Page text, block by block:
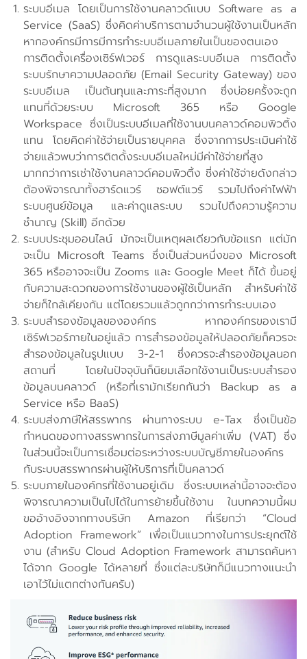
ระบบอีเมล โดยเป็นการใช้งานคลาวด์แบบ Software as a
Service (SaaS) ซึ่งคิดค่าบริการตามจำนวนผู้ใช้งานเป็นหลัก
หากองค์กรมีการมีการทำระบบอีเมลภายในเป็นของตนเอง
การติดตั้งเครื่องเซิร์ฟเวอร์ การดูแลระบบอีเมล การติดตั้ง
ระบบรักษาความปลอดภัย (Email Security Gateway) ของ
ระบบอีเมล เป็นต้นทุนและภาระที่สูงมาก ซึ่งบ่อยครั้งจะถูก
แทนที่ด้วยระบบ Microsoft 365 หรือ Google
Workspace ซึ่งเป็นระบบอีเมลที่ใช้งานบนคลาวด์คอมพิวติ้ง
แทน โดยคิดค่าใช้จ่ายเป็นรายบุคคล ซึ่งจากการประเมินค่าใช้
จ่ายแล้วพบว่าการติตดั้งระบบอีเมลใหม่มีค่าใช้จ่ายที่สูง
มากกว่าการเช่าใช้งานคลาวด์คอมพิวติ้ง ซี่งค่าใช้จ่ายดังกล่าว
ต้องพิจารณาทั้งฮาร์ดแวร์ ซอฟต์แวร์ รวมไปถึงค่าไฟฟ้า
ระบบศูนย์ข้อมูล และค่าดูแลระบบ รวมไปถึงความรู้ความ
ชำนาญ (Skill) อีกด้วย
ระบบประชุมออนไลน์ มักจะเป็นเหตุผลเดียวกับข้อแรก แต่มัก
จะเป็น Microsoft Teams ซึ่งเป็นส่วนหนึ่งของ Microsoft
365 หรืออาจจะเป็น Zooms และ Google Meet ก็ได้ ขึ้นอยู่
กับความสะดวกของการใช้งานของผู้ใช้เป็นหลัก สำหรับค่าใช้
จ่ายก็ใกล้เคียงกัน แต่โดยรวมแล้วถูกกว่าการทำระบบเอง
ระบบสำรองข้อมูลขององค์กร หากองค์กรของเรามี
เซิร์ฟเวอร์ภายในอยู่แล้ว การสำรองข้อมูลให้ปลอดภัยก็ควรจะ
สำรองข้อมูลในรูปแบบ 3-2-1 ซึ่งควรจะสำรองข้อมูลนอก
สถานที่ โดยในปัจจุบันก็นิยมเลือกใช้งานเป็นระบบสำรอง
ข้อมูลบนคลาวด์ (หรือที่เรามักเรียกกันว่า Backup as a
Service หรือ BaaS)
ระบบส่งภาษีให้สรรพากร ผ่านทางระบบ e-Tax ซึ่งเป็นข้อ
กำหนดของทางสรรพากรในการส่งภาษีมูลค่าเพิ่ม (VAT) ซึ่ง
ในส่วนนี้จะเป็นการเชื่อมต่อระหว่างระบบบัญชีภายในองค์กร
กับระบบสรรพากรผ่านผู้ให้บริการที่เป็นคลาวด์
ระบบภายในองค์กรที่ใช้งานอยู่เดิม ซึ่งระบบเหล่านี้อาจจะต้อง
พิจารณาความเป็นไปได้ในการย้ายขึ้นใช้งาน ในบทความนี้ผม
ขออ้างอิงจากทางบริษัท Amazon ที่เรียกว่า “Cloud
Adoption Framework” เพื่อเป็นแนวทางในการประยุกต์ใช้
งาน (สำหรับ Cloud Adoption Framework สามารถค้นหา
ได้จาก Google ได้หลายที่ ซึ่งแต่ละบริษัทก็มีแนวทางแนะนำ
เอาไว้ไม่แตกต่างกันครับ)